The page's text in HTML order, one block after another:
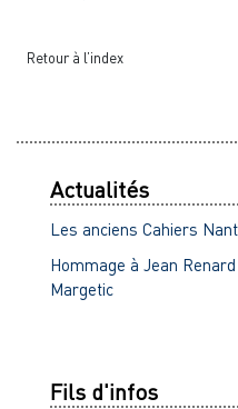
Retour à l’index
Actualités
Les anciens Cahiers
Hommage à Jean
Margetic
Fils d'infos